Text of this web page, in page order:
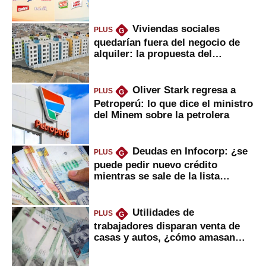
PLUS G
Viviendas sociales
quedarían fuera del negocio de
alquiler: la propuesta del
PLUS G
Oliver Stark regresa a
Petroperú: lo que dice el ministro
del Minem sobre la petrolera
PLUS G
Deudas en Infocorp: ¿se
puede pedir nuevo crédito
mientras se sale de la lista
PLUS G
Utilidades de
trabajadores disparan venta de
casas y autos, ¿cómo amasan